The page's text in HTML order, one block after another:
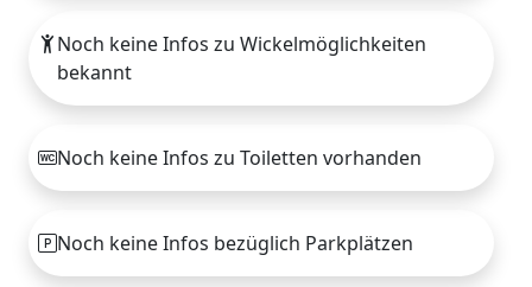
Noch keine Infos zu Wickelmöglichkeiten
bekannt
Noch keine Infos zu Toiletten vorhanden
Noch keine Infos bezüglich Parkplätzen